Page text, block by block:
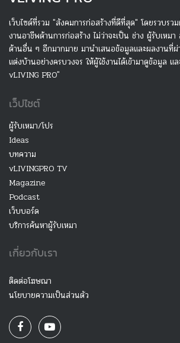
เว็บไซด์ที่รวม "สังคมการก่อสร้างที่ดีที่สุด" โดยรวบรว
งานอาชีพด้านการก่อสร้าง ไม่ว่าจะเป็น ช่าง ผู้รับเหม
ด้านอื่น ๆ อีกมากมาย มานำเสนอข้อมูลและผลงานที่ผ่
แต่งบ้านอย่างครบวงจร ให้ผู้ใช้งานได้เข้ามาดูข้อมูล แ
vLIVING PRO"
เว็ปไซต์
ผู้รับเหมา/โปร
Ideas
บทความ
vLIVINGPRO TV
Magazine
Podcast
เว็บบอร์ด
บริการค้นหาผู้รับเหมา
เกี่ยวกับเรา
ติดต่อโฆษณา
นโยบายความเป็นส่วนตัว